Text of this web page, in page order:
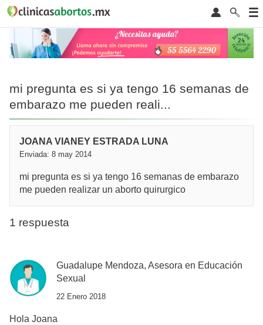
mi pregunta es si ya tengo 16 semanas de
embarazo me pueden reali...
JOANA VIANEY ESTRADA LUNA
Enviada: 8 may 2014
mi pregunta es si ya tengo 16 semanas de embarazo
me pueden realizar un aborto quirurgico
1 respuesta
Guadalupe Mendoza, Asesora en Educación
Sexual
22 Enero 2018
Hola Joana